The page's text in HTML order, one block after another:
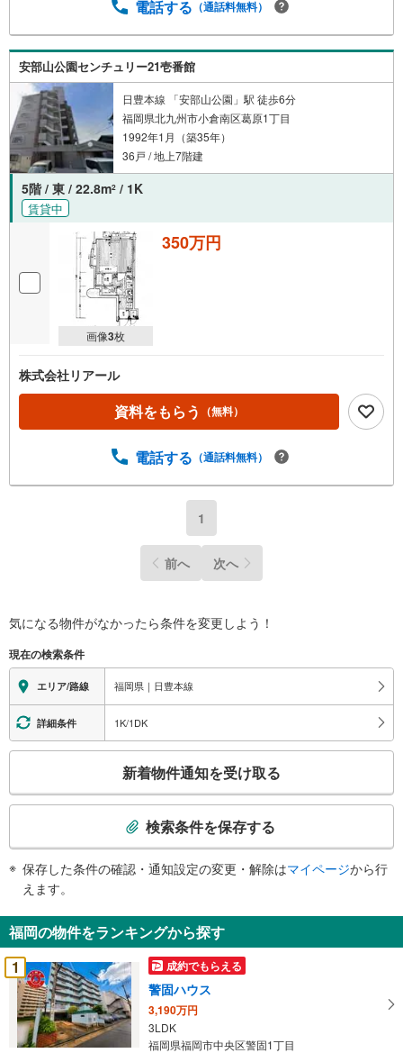
電話する （通話料無料）
安部山公園センチュリー21壱番館
日豊本線 「安部山公園」駅 徒歩6分
福岡県北九州市小倉南区葛原1丁目
1992年1月（築35年）
36戸 / 地上7階建
5階 / 東 / 22.8m2 / 1K
賃貸中
画像3枚
350万円
株式会社リアール
資料をもらう （無料）
電話する （通話料無料）
1
前へ 次へ
気になる物件がなかったら条件を変更しよう！
現在の検索条件
エリア/路線 福岡県｜日豊本線
詳細条件 1K/1DK
検
知
を
受
け
取
る
・
新着物件通知を受け取る
検索条件を保存する
保存した条件の確認・通知設定の変更・解除はマイページから行
えます。
福岡の物件をランキングから探す
1
成約でもらえる
警固ハウス
3,190万円
3LDK
福岡県福岡市中央区警固1丁目